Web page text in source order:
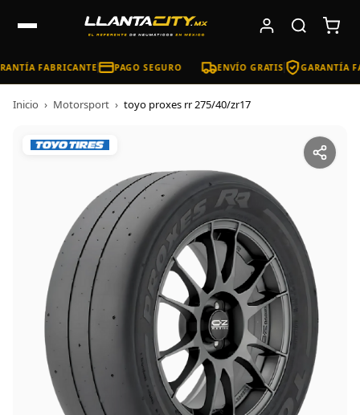
FABRICANTE PAGO SEGURO ENVÍO GRATIS GARANTÍA
Inicio › Motorsport › toyo proxes rr 275/40/zr17